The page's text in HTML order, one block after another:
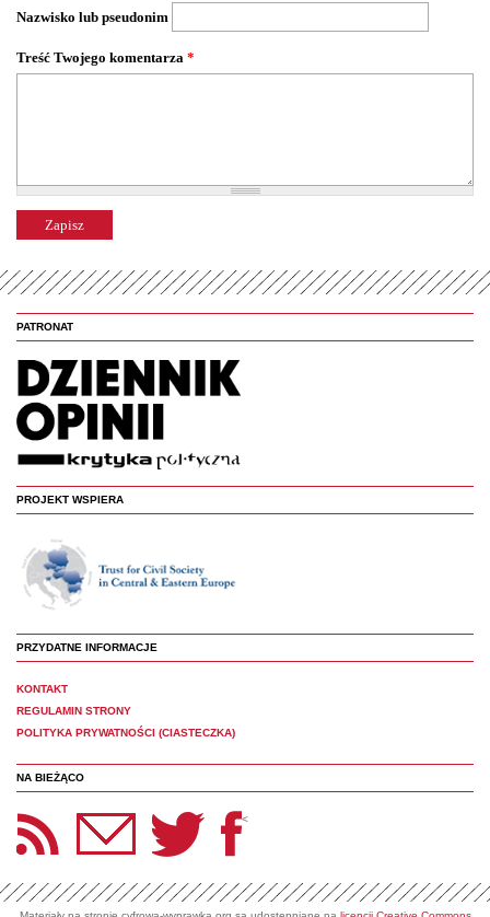
y
Nazwisko lub pseudonim
Treść Twojego komentarza *
PATRONAT
PROJEKT WSPIERA
PRZYDATNE INFORMACJE
KONTAKT
REGULAMIN STRONY
POLITYKA PRYWATNOŚCI (CIASTECZKA)
NA BIEŻĄCO
Panoptyka Facebook <